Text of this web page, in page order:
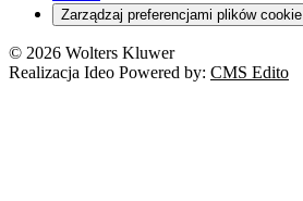
Zarządzaj preferencjami plików cookie
© 2026 Wolters Kluwer
Realizacja Ideo Powered by: CMS Edito